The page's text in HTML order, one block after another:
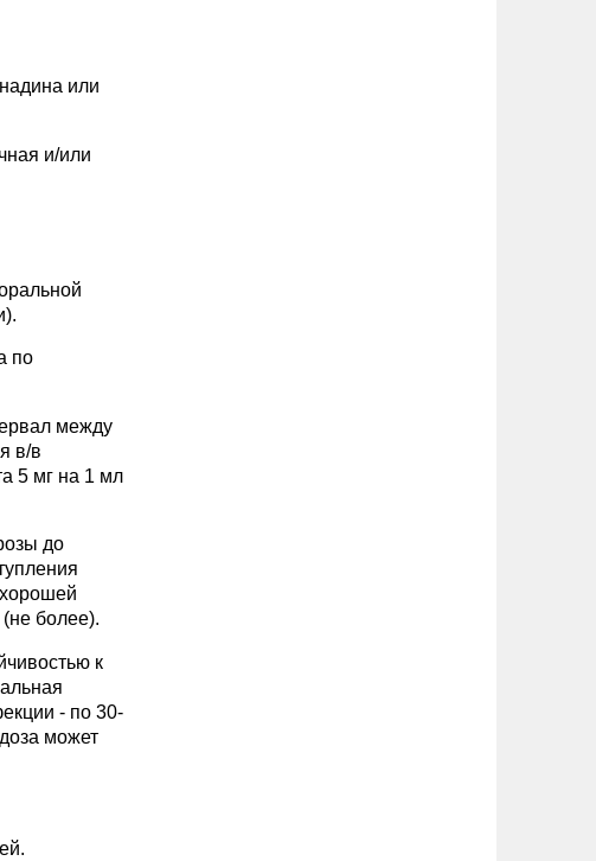
или
и/или
по
между
в/в
5 мг на 1 мл
до
более).
к
- по 30-
может